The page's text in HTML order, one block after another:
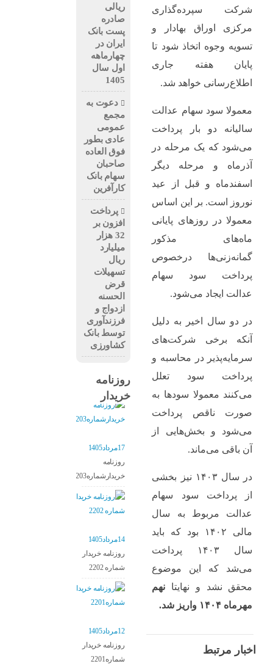
شرکت سپرده‌گذاری
مرکزی اوراق بهادار و
تسویه وجوه اتخاذ شود تا
پایان هفته جاری
اطلاع‌رسانی خواهد شد.
معمولا سود سهام عدالت
سالیانه دو بار پرداخت
می‌شود که یک مرحله در
آذرماه و مرحله دیگر
اسفندماه و قبل از عید
نوروز است. بر این اساس
معمولا در روزهای پایانی
ماه‌های مذکور
گمانه‌زنی‌ها درخصوص
پرداخت سود سهام
عدالت ایجاد می‌شود.
در دو سال اخیر به دلیل
آنکه برخی شرکت‌های
سرمایه‌پذیر در محاسبه و
پرداخت سود تعلل
می‌کنند معمولا سودها به
صورت ناقص پرداخت
می‌شود و بخش‌هایی از
آن باقی می‌ماند.
در سال ۱۴۰۳ نیز بخشی
از پرداخت سود سهام
عدالت مربوط به سال
مالی ۱۴۰۲ بود که باید
سال ۱۴۰۳ پرداخت
می‌شد که این موضوع
محقق نشد و نهایتا نهم
مهرماه ۱۴۰۴ واریز شد.
اخبار مرتبط
ریالی
صادره
پست بانک
ایران در
چهارماهه
اول سال
1405
دعوت به
مجمع
عمومی
عادی بطور
فوق العاده
صاحبان
سهام بانک
کارآفرین
پرداخت
افزون بر
32 هزار
میلیارد
ریال
تسهیلات
قرض
الحسنه
ازدواج و
فرزندآوری
توسط بانک
کشاورزی
روزنامه
خریدار
17مرداد1405
روزنامه
خریدارشماره2203
14مرداد1405
روزنامه خریدار
شماره 2202
12مرداد1405
روزنامه خریدار
شماره2201